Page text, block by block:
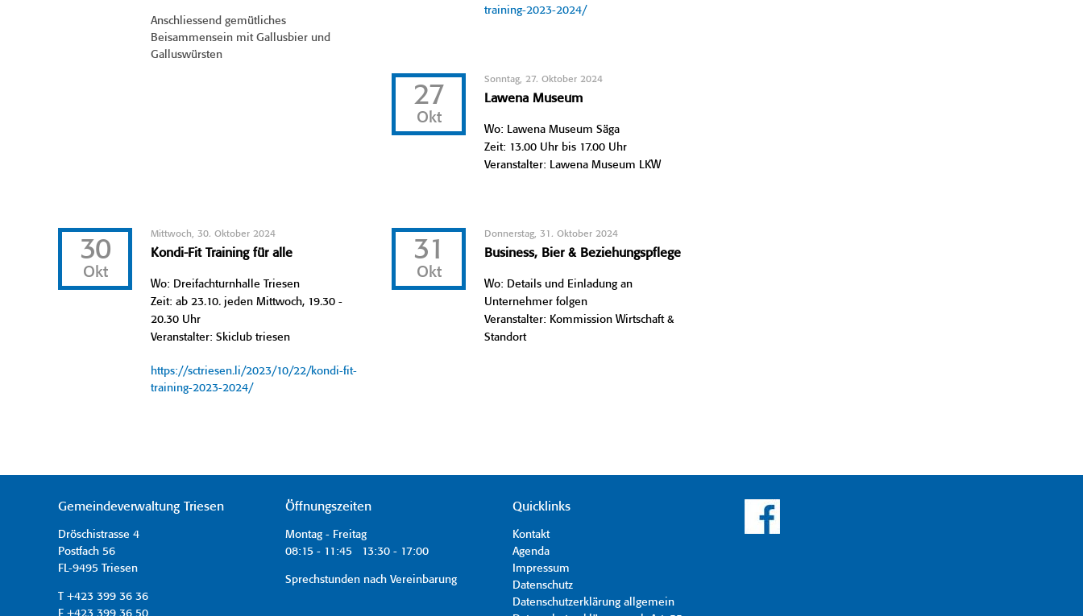
Anschliessend gemütliches
Beisammensein mit Gallusbier und
Galluswürsten
training-2023-2024/
27
Okt
Sonntag, 27. Oktober 2024
Lawena Museum
Wo: Lawena Museum Säga
Zeit: 13.00 Uhr bis 17.00 Uhr
Veranstalter: Lawena Museum LKW
30
Okt
Mittwoch, 30. Oktober 2024
Kondi-Fit Training für alle
Wo: Dreifachturnhalle Triesen
Zeit: ab 23.10. jeden Mittwoch, 19.30 -
20.30 Uhr
Veranstalter: Skiclub triesen
https://sctriesen.li/2023/10/22/kondi-fit-
training-2023-2024/
31
Okt
Donnerstag, 31. Oktober 2024
Business, Bier & Beziehungspflege
Wo: Details und Einladung an
Unternehmer folgen
Veranstalter: Kommission Wirtschaft &
Standort
Gemeindeverwaltung Triesen
Dröschistrasse 4
Postfach 56
FL-9495 Triesen
T +423 399 36 36
F +423 399 36 50
Öffnungszeiten
Montag - Freitag
08:15 - 11:45 13:30 - 17:00
Sprechstunden nach Vereinbarung
Quicklinks
Kontakt
Agenda
Impressum
Datenschutz
Datenschutzerklärung allgemein